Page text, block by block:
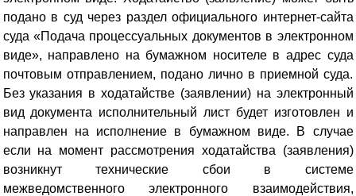
подано в суд через раздел официального интернет-сайта
суда «Подача процессуальных документов в электронном
виде», направлено на бумажном носителе в адрес суда
почтовым отправлением, подано лично в приемной суда.
Без указания в ходатайстве (заявлении) на электронный
вид документа исполнительный лист будет изготовлен и
направлен на исполнение в бумажном виде. В случае
если на момент рассмотрения ходатайства (заявления)
возникнут технические сбои в системе
межведомственного электронного взаимодействия,